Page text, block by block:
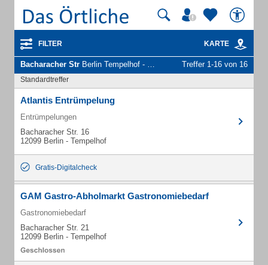
FILTER KARTE
Bacharacher Str Berlin Tempelhof - Unternehmen und Personen Treffer 1-16 von 16
Standardtreffer
Atlantis Entrümpelung
Entrümpelungen
Bacharacher Str. 16
12099 Berlin - Tempelhof
Gratis-Digitalcheck
GAM Gastro-Abholmarkt Gastronomiebedarf
Gastronomiebedarf
Bacharacher Str. 21
12099 Berlin - Tempelhof